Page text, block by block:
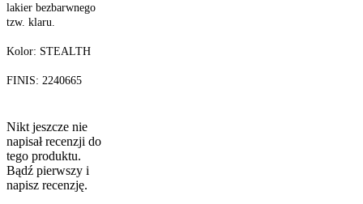
lakier bezbarwnego
tzw. klaru.
Kolor: STEALTH
FINIS: 2240665
Nikt jeszcze nie
napisał recenzji do
tego produktu.
Bądź pierwszy i
napisz recenzję.